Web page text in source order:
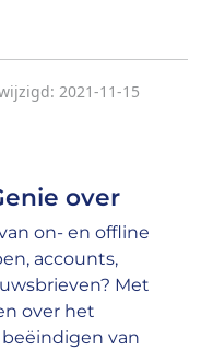
2021-11-15
over
on- en offline
accounts,
Met
over het
van